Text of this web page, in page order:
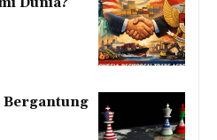
Bergantung